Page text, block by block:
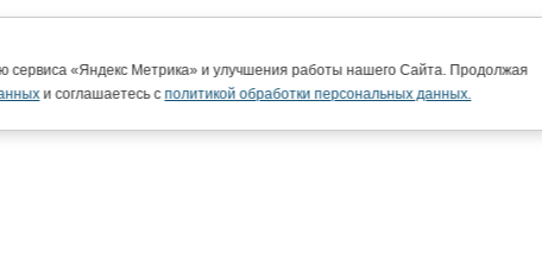
сервиса «Яндекс Метрика» и улучшения работы нашего Сайта. Продолжая
и соглашаетесь сполитикой обработки персональных данных.